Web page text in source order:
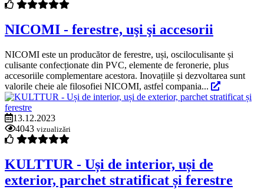
NICOMI - ferestre, uşi şi accesorii
NICOMI este un producător de ferestre, uși, osciloculisante și
culisante confecționate din PVC, elemente de feronerie, plus
accesoriile complementare acestora. Inovațiile și dezvoltarea sunt
valorile cheie ale filosofiei NICOMI, astfel compania...
13.12.2023
4043 vizualizări
KULTTUR - Uși de interior, uși de
exterior, parchet stratificat și ferestre